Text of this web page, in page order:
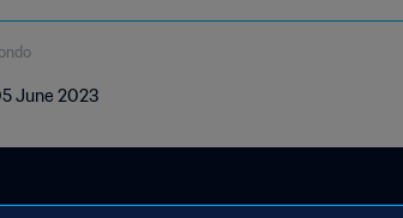
June 2023